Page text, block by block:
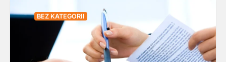
BEZ KATEGORII